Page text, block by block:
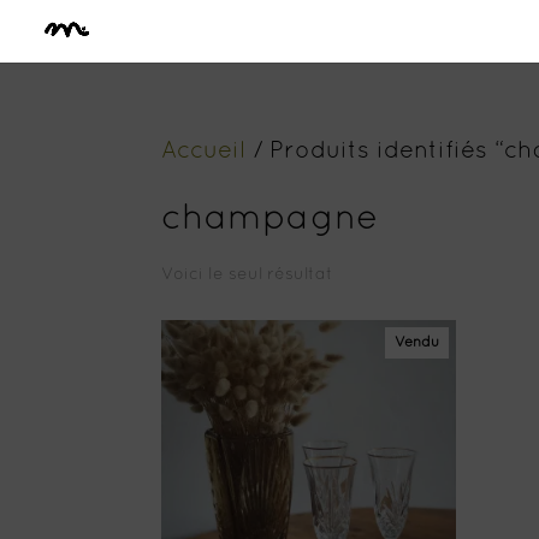
Accueil / Produits identifiés
champagne
Voici le seul résultat
Vendu